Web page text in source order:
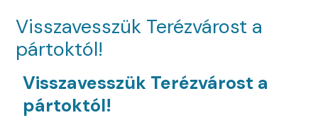
Visszavesszük Terézvárost a
pártoktól!
Visszavesszük Terézvárost a
pártoktól!